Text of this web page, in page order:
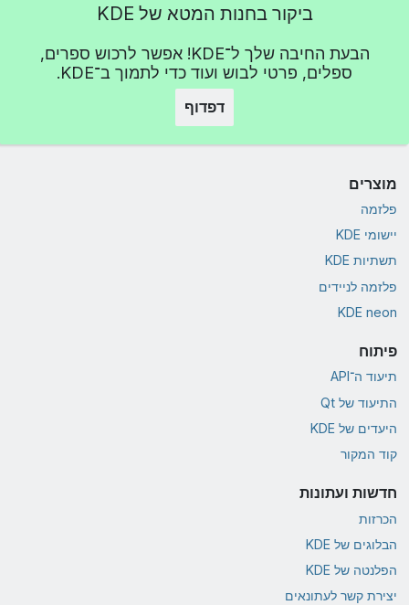
ביקור בחנות המטא של KDE
הבעת החיבה שלך ל־KDE! אפשר לרכוש ספרים,
ספלים, פרטי לבוש ועוד כדי לתמוך ב־KDE.
דפדוף
מוצרים
פלזמה
יישומי KDE
תשתיות KDE
פלזמה לניידים
KDE neon
פיתוח
תיעוד ה־API
התיעוד של Qt
היעדים של KDE
קוד המקור
חדשות ועתונות
הכרזות
הבלוגים של KDE
הפלנטה של KDE
יצירת קשר לעתונאים